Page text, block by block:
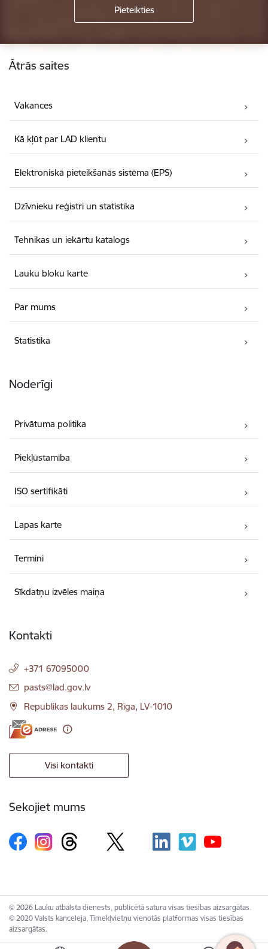
Kājene
Ātrās saites
Vakances
Kā kļūt par LAD klientu
Elektroniskā pieteikšanās sistēma (EPS)
Dzīvnieku reģistri un statistika
Tehnikas un iekārtu katalogs
Lauku bloku karte
Par mums
Statistika
Noderīgi
Privātuma politika
Piekļūstamība
ISO sertifikāti
Lapas karte
Termini
Sīkdatņu izvēles maiņa
Kontakti
+371 67095000
E-pasts:
pasts@lad.gov.lv
Republikas laukums 2, Rīga, LV-1010
Visi kontakti
Sekojiet mums
© 2026 Lauku atbalsta dienests, publicētā satura visas tiesības aizsargātas.
© 2020 Valsts kanceleja, Tīmekļvietņu vienotās platformas visas tiesības
aizsargātas.